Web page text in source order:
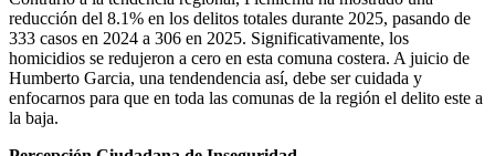
reducción del 8.1% en los delitos totales durante 2025, pasando de
333 casos en 2024 a 306 en 2025. Significativamente, los
homicidios se redujeron a cero en esta comuna costera. A juicio de
Humberto Garcia, una tendendencia así, debe ser cuidada y
enfocarnos para que en toda las comunas de la región el delito este a
la baja.